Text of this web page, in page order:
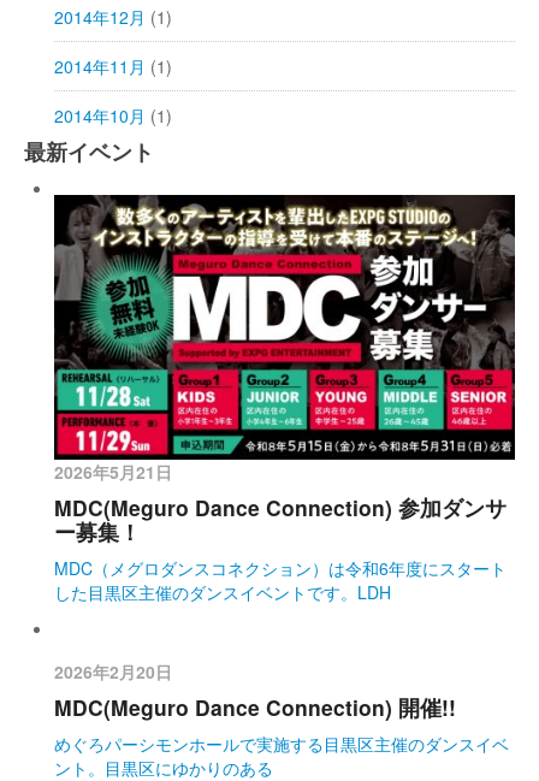
2014年12月 (1)
2014年11月 (1)
2014年10月 (1)
最新イベント
2026年5月21日
MDC(Meguro Dance Connection) 参加ダンサ
ー募集！
MDC（メグロダンスコネクション）は令和6年度にスタート
した目黒区主催のダンスイベントです。LDH
2026年2月20日
MDC(Meguro Dance Connection) 開催!!
めぐろパーシモンホールで実施する目黒区主催のダンスイベ
ント。目黒区にゆかりのある